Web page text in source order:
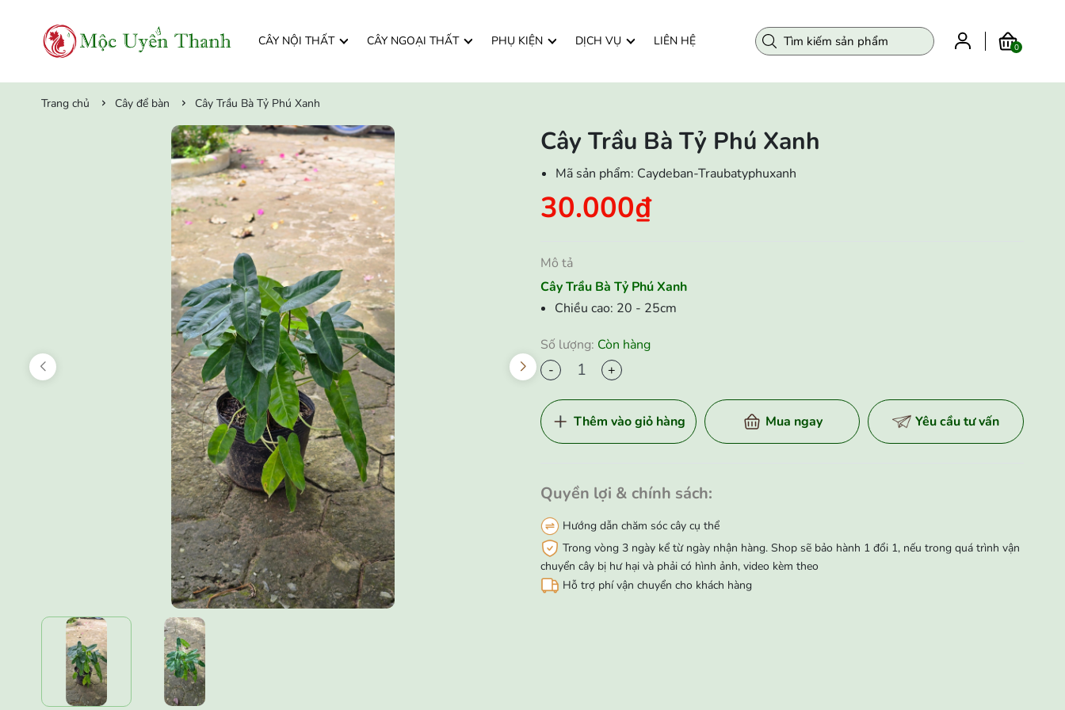
CÂY NỘI THẤT CÂY NGOẠI THẤT PHỤ KIỆN DỊCH VỤ LIÊN HỆ 0
Trang chủ Cây để bàn Cây Trầu Bà Tỷ Phú Xanh
Cây Trầu Bà Tỷ Phú Xanh
Mã sản phẩm: Caydeban-Traubatyphuxanh
30.000₫
Mô tả
Cây Trầu Bà Tỷ Phú Xanh
Chiều cao: 20 - 25cm
Số lượng: Còn hàng
-
+
Thêm vào giỏ hàng Mua ngay Yêu cầu tư vấn
Quyền lợi & chính sách:
Hướng dẫn chăm sóc cây cụ thể
Trong vòng 3 ngày kể từ ngày nhận hàng. Shop sẽ bảo hành 1 đổi 1, nếu trong quá trình vận
chuyển cây bị hư hại và phải có hình ảnh, video kèm theo
Hỗ trợ phí vận chuyển cho khách hàng